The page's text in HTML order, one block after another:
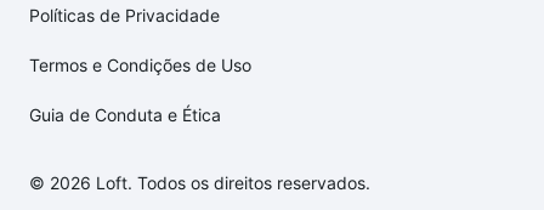
Políticas de Privacidade
Termos e Condições de Uso
Guia de Conduta e Ética
© 2026 Loft. Todos os direitos reservados.